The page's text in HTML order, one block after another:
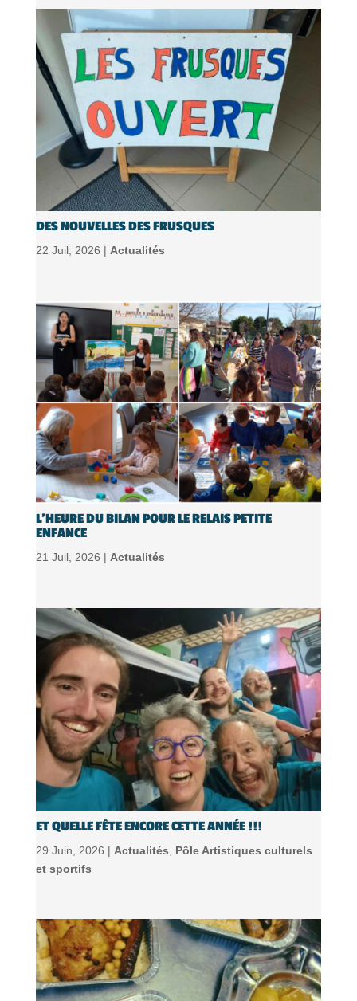
DES NOUVELLES DES FRUSQUES
22 Juil, 2026 | Actualités
L’HEURE DU BILAN POUR LE RELAIS PETITE
ENFANCE
21 Juil, 2026 | Actualités
ET QUELLE FÊTE ENCORE CETTE ANNÉE !!!
29 Juin, 2026 | Actualités
Pôle Artistiques culturels
et sportifs